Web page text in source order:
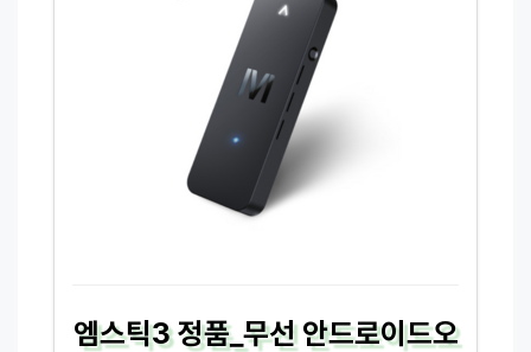
엠스틱3 정품_무선 안드로이드오